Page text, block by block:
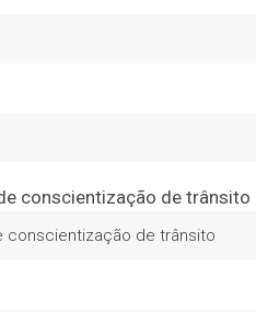
conscientização de trânsito